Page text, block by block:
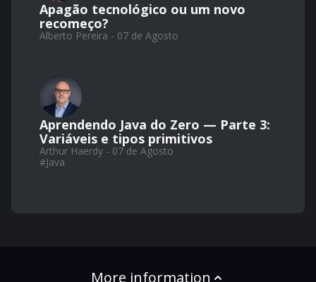
Apagão tecnológico ou um novo
recomeço?
Alberto Pereira - 07 de Agosto
Aprendendo Java do Zero — Parte 3:
Variáveis e tipos primitivos
Arthur Haerdy - 07 de Agosto
#Java
More information